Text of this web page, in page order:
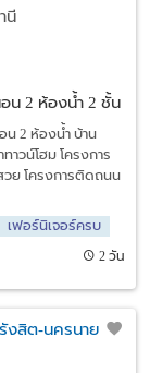
คูคต
นี
น 2 ห้องน้ำ 2 ชั้น
น 2 ห้องน้ำ บ้าน
าวน์โฮม โครงการ
วย โครงการติดถนน
เฟอร์นิเจอร์ครบ
2 วัน
งสิต-นครนายก